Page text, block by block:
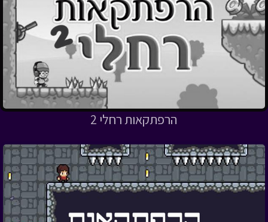
הרפתקאות רחלי 2